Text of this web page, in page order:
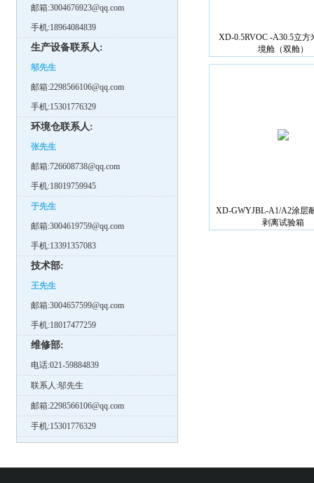
邮箱:3004676923@qq.com
手机:18964084839
生产设备联系人:
邬先生
邮箱:2298566106@qq.com
手机:15301776329
环境仓联系人:
张先生
邮箱:726608738@qq.com
手机:18019759945
于先生
邮箱:3004619759@qq.com
手机:13391357083
技术部:
王先生
邮箱:3004657599@qq.com
手机:18017477259
维修部:
电话:021-59884839
联系人:邬先生
邮箱:2298566106@qq.com
手机:15301776329
XD-0.5RVOC -A30.5立方
境舱（双舱）
XD-GWYJBL-A1/A2涂层
剥离试验箱